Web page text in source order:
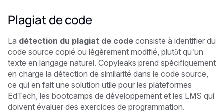
Plagiat de code
La détection du plagiat de code consiste à identifier du
code source copié ou légèrement modifié, plutôt qu’un
texte en langage naturel. Copyleaks prend spécifiquement
en charge la détection de similarité dans le code source,
ce qui en fait une solution utile pour les plateformes
EdTech, les bootcamps de développement et les LMS qui
doivent évaluer des exercices de programmation.